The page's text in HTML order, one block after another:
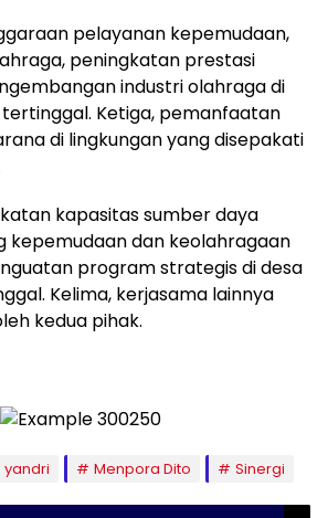
pelayanan kepemudaan,
peningkatan prestasi
industri olahraga di
Ketiga, pemanfaatan
di lingkungan yang disepakati
kapasitas sumber daya
kepemudaan dan keolahragaan
program strategis di desa
Kelima, kerjasama lainnya
kedua pihak.
yandri Menpora Dito Sinergi